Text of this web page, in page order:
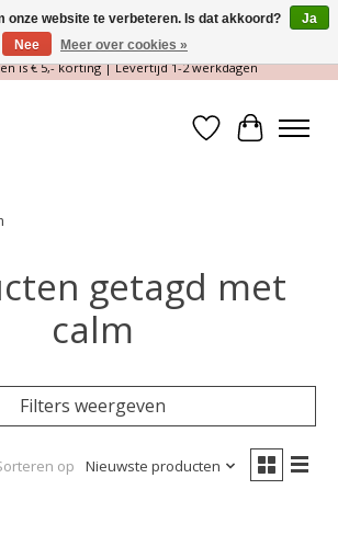
Edelstenen & Spirituele winkel | Gratis verzending >
is € 5,- korting | Levertijd 1-2 werkdagen
Verlanglijst
getagd met
calm
Filters weergeven
op Nieuwste producten
onze website te verbeteren. Is dat akkoord?
Ja
Nee
Meer over cookies »